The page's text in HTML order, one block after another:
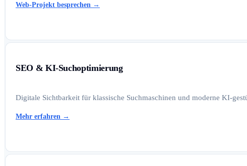
Web-Projekt besprechen →
SEO & KI-Suchoptimierung
Digitale Sichtbarkeit für klassische Suchmaschinen und moderne KI-
Mehr erfahren →